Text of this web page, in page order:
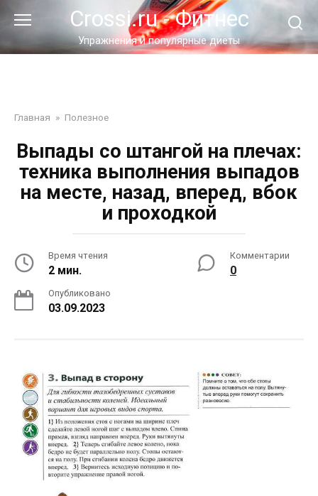
контенту
Crossi.ru - Фитнес
Упражнения и популярные диеты
Главная » Полезное
Выпады со штангой на плечах:
техника выполнения выпадов
на месте, назад, вперед, вбок
и проходкой
Время чтения
2 мин.
Комментарии
0
Опубликовано
03.09.2023